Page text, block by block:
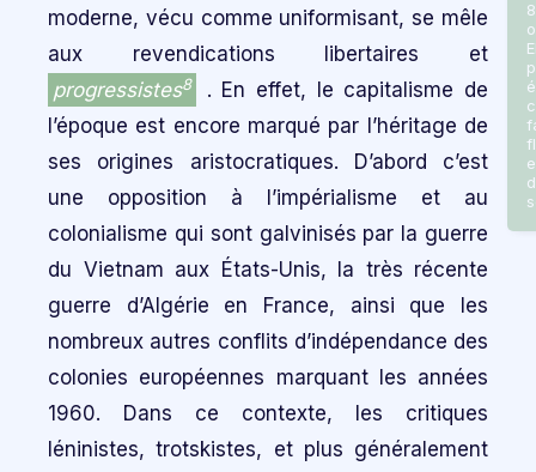
moderne, vécu comme uniformisant, se mêle
aux revendications libertaires et
progressistes8
. En effet, le capitalisme de
l’époque est encore marqué par l’héritage de
ses origines aristocratiques. D’abord c’est
une opposition à l’impérialisme et au
colonialisme qui sont galvinisés par la guerre
du Vietnam aux États-Unis, la très récente
guerre d’Algérie en France, ainsi que les
nombreux autres conflits d’indépendance des
colonies européennes marquant les années
1960. Dans ce contexte, les critiques
léninistes, trotskistes, et plus généralement